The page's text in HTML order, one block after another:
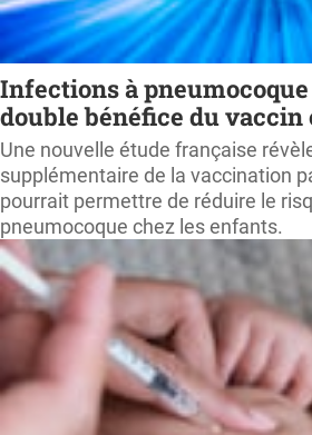
Infections à pneumocoque
double bénéfice du vaccin
Une nouvelle étude française
supplémentaire de la vaccination
pourrait permettre de réduire le
pneumocoque chez les enfants.